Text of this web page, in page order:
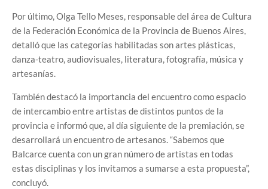
Por último, Olga Tello Meses, responsable del área de Cultura
de la Federación Económica de la Provincia de Buenos Aires,
detalló que las categorías habilitadas son artes plásticas,
danza-teatro, audiovisuales, literatura, fotografía, música y
artesanías.
También destacó la importancia del encuentro como espacio
de intercambio entre artistas de distintos puntos de la
provincia e informó que, al día siguiente de la premiación, se
desarrollará un encuentro de artesanos. “Sabemos que
Balcarce cuenta con un gran número de artistas en todas
estas disciplinas y los invitamos a sumarse a esta propuesta”,
concluyó.